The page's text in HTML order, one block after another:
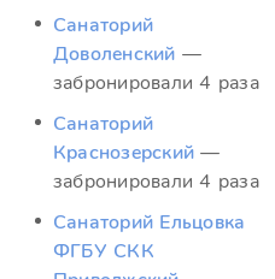
Санаторий
Доволенский —
забронировали 4 раза
Санаторий
Краснозерский —
забронировали 4 раза
Санаторий Ельцовка
ФГБУ СКК